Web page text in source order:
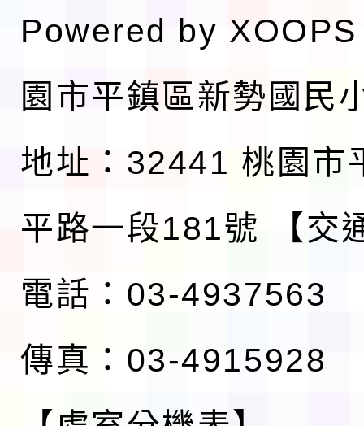
Powered by XOOPS
園市平鎮區新勢國民
地址：32441 桃園市
平路一段181號
【交
電話：03-4937563
傳真：03-4915928